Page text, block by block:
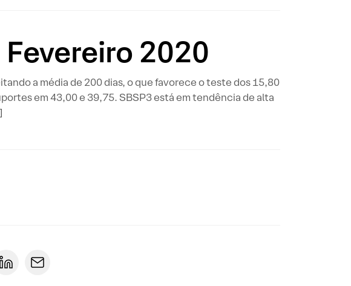
2020
a média de 200 dias, o que favorece o teste dos 15,80
em 43,00 e 39,75. SBSP3 está em tendência de alta